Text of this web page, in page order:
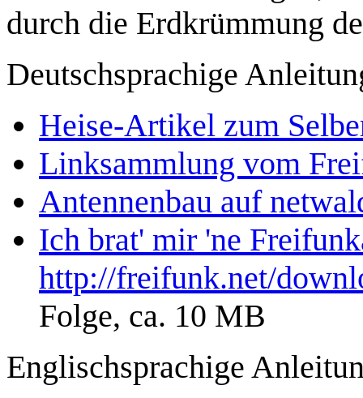
durch die Erdkrümmung
Deutschsprachige
Heise-Artikel zum
Linksammlung vom
Antennenbau auf
Ich brat' mir 'ne
http://freifunk.net/
Folge, ca. 10 MB
Englischsprachige